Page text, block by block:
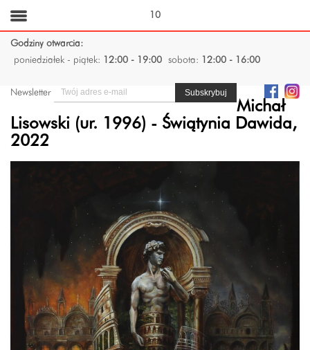
Godziny otwarcia:
poniedziałek - piątek:
12:00 - 19:00 sobota: 12:00 - 16:00
Newsletter
Michał
Lisowski (ur. 1996) - Świątynia Dawida,
2022
10